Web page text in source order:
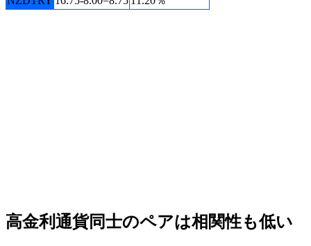
高金利通貨同士のペアは相関性も低い